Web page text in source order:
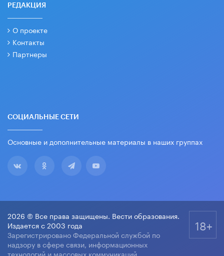
РЕДАКЦИЯ
О проекте
Контакты
Партнеры
СОЦИАЛЬНЫЕ СЕТИ
Основные и дополнительные материалы в наших группах
2026 © Все права защищены. Вести образования.
Издается с 2003 года
Зарегистрировано Федеральной службой по
надзору в сфере связи, информационных
технологий и массовых коммуникаций.
18+